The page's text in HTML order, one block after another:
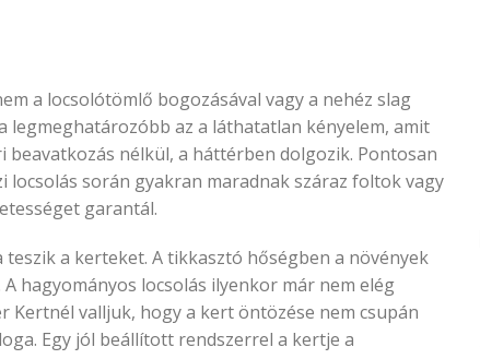
a locsolótömlő bogozásával vagy a nehéz slag
legmeghatározóbb az a láthatatlan kényelem, amit
nélkül, a háttérben dolgozik. Pontosan
során gyakran maradnak száraz foltok vagy
garantál.
a kerteket. A tikkasztó hőségben a növények
hagyományos locsolás ilyenkor már nem elég
Kertnél valljuk, hogy a kert öntözése nem csupán
Egy jól beállított rendszerrel a kertje a